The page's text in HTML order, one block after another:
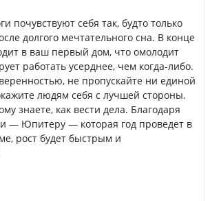
почувствуют себя так, будто только
долгого мечтательного сна. В конце
в ваш первый дом, что омолодит
работать усерднее, чем когда-либо.
не пропускайте ни единой
людям себя с лучшей стороны.
знаете, как вести дела. Благодаря
— Юпитеру — которая год проведет в
рост будет быстрым и